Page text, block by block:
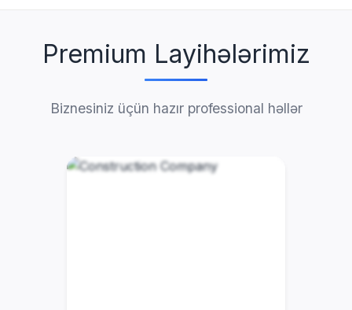
Premium Layihələrimiz
Biznesiniz üçün hazır professional həllər